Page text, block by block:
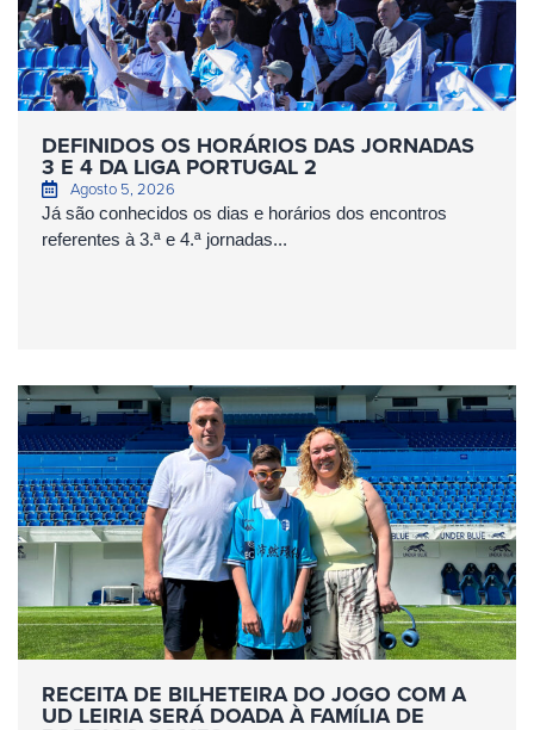
DEFINIDOS OS HORÁRIOS DAS JORNADAS
3 E 4 DA LIGA PORTUGAL 2
Agosto 5, 2026
Já são conhecidos os dias e horários dos encontros
referentes à 3.ª e 4.ª jornadas...
RECEITA DE BILHETEIRA DO JOGO COM A
UD LEIRIA SERÁ DOADA À FAMÍLIA DE